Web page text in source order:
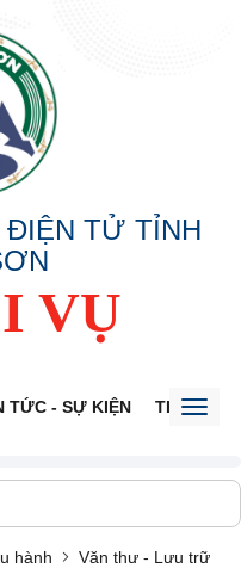
ĐIỆN TỬ TỈNH
VỤ
TỨC - SỰ KIỆN THÔNG
hành Văn thư - Lưu trữ